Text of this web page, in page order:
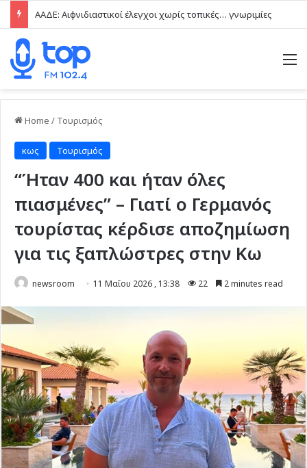
ΑΑΔΕ: Αιφνιδιαστικοί έλεγχοι χωρίς τοπικές… γνωριμίες
Home / Τουρισμός
κως Τουρισμός
“Ήταν 400 και ήταν όλες
πιασμένες” – Γιατί ο Γερμανός
τουρίστας κέρδισε αποζημίωση
για τις ξαπλώστρες στην Κω
newsroom 11 Μαΐου 2026 , 13:38 22 2 minutes read